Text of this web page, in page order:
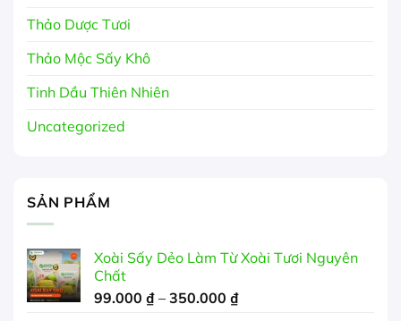
Thảo Dược Tươi
Thảo Mộc Sấy Khô
Tinh Dầu Thiên Nhiên
Uncategorized
SẢN PHẨM
Xoài Sấy Dẻo Làm Từ Xoài Tươi Nguyên
Chất
99.000 ₫ – 350.000 ₫Khoảng